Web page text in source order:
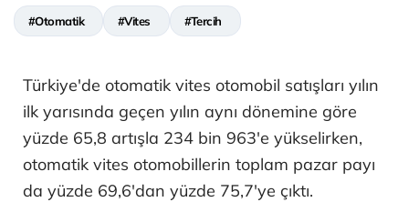
#Otomatik #Vites #Tercih
Türkiye'de otomatik vites otomobil satışları yılın
ilk yarısında geçen yılın aynı dönemine göre
yüzde 65,8 artışla 234 bin 963'e yükselirken,
otomatik vites otomobillerin toplam pazar payı
da yüzde 69,6'dan yüzde 75,7'ye çıktı.